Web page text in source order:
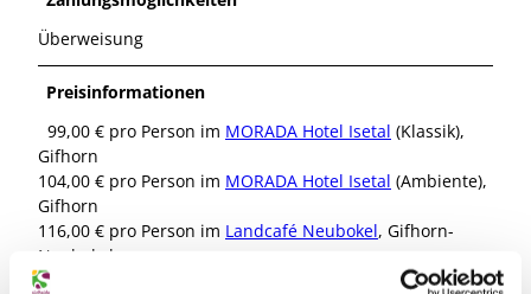
Überweisung
Preisinformationen
99,00 € pro Person im MORADA Hotel Isetal (Klassik),
Gifhorn
104,00 € pro Person im MORADA Hotel Isetal (Ambiente),
Gifhorn
116,00 € pro Person im Landcafé Neubokel, Gifhorn-
Neubokel
127,00 € pro Person im